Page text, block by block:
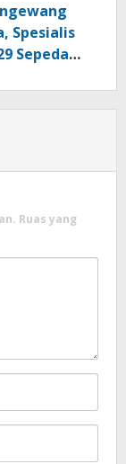
Spesialis
Sepeda
Ruas yang